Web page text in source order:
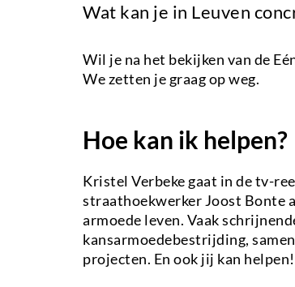
Wat kan je in Leuven
Wil je na het bekijken van de
We zetten je graag op weg.
Hoe kan ik helpen?
Kristel Verbeke gaat in de tv-
straathoekwerker Joost Bonte
armoede leven. Vaak
kansarmoedebestrijding,
projecten. En ook jij kan helpen!